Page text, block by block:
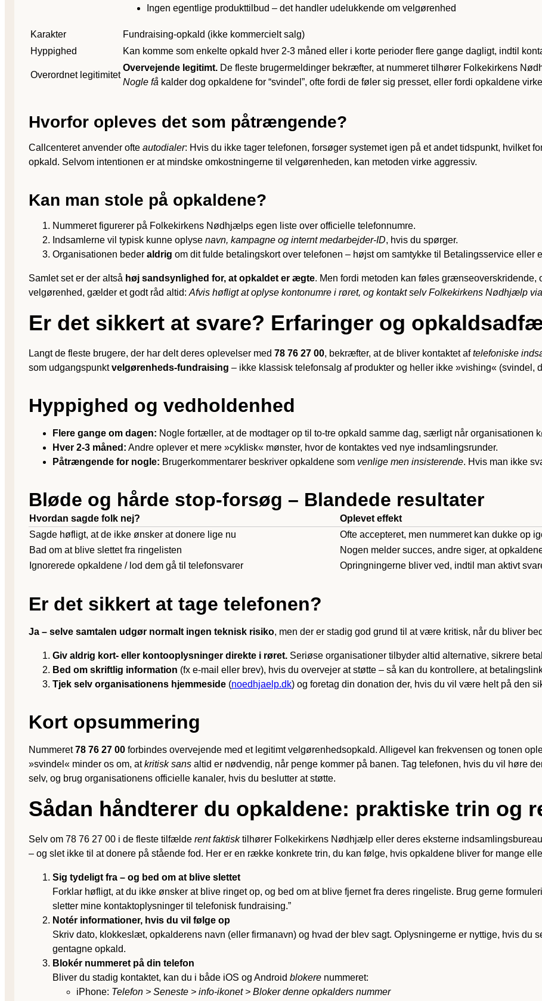
Ingen egentlige produkt­tilbud – det handler udelukkende om velgørenhed
Karakter
Fundraising-opkald (ikke kommercielt salg)
Hyppighed
Kan komme som enkelte opkald hver 2-3 måned eller i korte perioder flere gange dagligt, indtil
Overordnet legitimitet
Overvejende legitimt. De fleste brugermeldinger bekræfter, at nummeret tilhører Folkekirkens
Nogle få kalder dog opkaldene for “svindel”, ofte fordi de føler sig presset, eller fordi opkaldene
Hvorfor opleves det som påtrængende?
Callcenteret anvender ofte autodialer: Hvis du ikke tager telefonen, forsøger systemet igen på et andet tidspunkt, hvilket
opkald. Selvom intentionen er at mindske omkostningerne til velgørenheden, kan metoden virke aggressiv.
Kan man stole på opkaldene?
Nummeret figurerer på Folkekirkens Nødhjælps egen liste over officielle telefonnumre.
Indsamlerne vil typisk kunne oplyse navn, kampagne og internt medarbejder-ID, hvis du spørger.
Organisationen beder aldrig om dit fulde betalingskort over telefonen – højst om samtykke til Betalingsservice eller
Samlet set er der altså høj sandsynlighed for, at opkaldet er ægte. Men fordi metoden kan føles grænseoverskridende,
velgørenhed, gælder et godt råd altid: Afvis høfligt at oplyse kontonumre i røret, og kontakt selv Folkekirkens Nødhjælp
Er det sikkert at svare? Erfaringer og
Langt de fleste brugere, der har delt deres oplevelser med 78 76 27 00, bekræfter, at de bliver kontaktet aftelefoniske
som udgangspunktvelgørenheds-fundraising – ikke klassisk telefonsalg af produkter og heller ikke »vishing« (svindel,
Hyppighed og vedholdenhed
Flere gange om dagen: Nogle fortæller, at de modtager op til to-tre opkald samme dag, særligt når organisationen
Hver 2-3 måned: Andre oplever et mere »cyklisk« mønster, hvor de kontaktes ved nye indsamlingsrunder.
Påtrængende for nogle: Brugerkommentarer beskriver opkaldene som venlige men insisterende. Hvis man ikke
Bløde og hårde stop-forsøg – Blandede resultater
Hvordan sagde folk nej?
Oplevet effekt
Sagde høfligt, at de ikke ønsker at donere lige nu
Ofte accepteret, men nummeret kan dukke op
Bad om at blive slettet fra ringelisten
Nogen melder succes, andre siger, at
Ignorerede opkaldene / lod dem gå til telefonsvarer
Opringningerne bliver ved, indtil man aktivt
Er det sikkert at tage telefonen?
Ja – selve samtalen udgør normalt ingen teknisk risiko, men der er stadig god grund til at være kritisk, når du bliver
Giv aldrig kort- eller kontooplysninger direkte i røret. Seriøse organisationer tilbyder altid alternative, sikrere
Bed om skriftlig information (fx e-mail eller brev), hvis du overvejer at støtte – så kan du kontrollere, at
Tjek selv organisationens hjemmeside (noedhjaelp.dk) og foretag din donation der, hvis du vil være helt på den
Kort opsummering
Nummeret78 76 27 00 forbindes overvejende med et legitimt velgørenhedsopkald. Alligevel kan frekvensen og tonen
»svindel« minder os om, atkritisk sans altid er nødvendig, når penge kommer på banen. Tag telefonen, hvis du vil høre
selv, og brug organisationens officielle kanaler, hvis du beslutter at støtte.
Sådan håndterer du opkaldene: praktiske trin og
Selv om 78 76 27 00 i de fleste tilfælde rent faktisktilhører Folkekirkens Nødhjælp eller deres eksterne
– og slet ikke til at donere på stående fod. Her er en række konkrete trin, du kan følge, hvis opkaldene bliver for mange
Sig tydeligt fra – og bed om at blive slettet
Forklar høfligt, at du ikke ønsker at blive ringet op, og bed om at blive fjernet fra deres ringeliste. Brug gerne
sletter mine kontaktoplysninger til telefonisk fundraising.”
Notér informationer, hvis du vil følge op
Skriv dato, klokkeslæt, opkalderens navn (eller firmanavn) og hvad der blev sagt. Oplysningerne er nyttige, hvis du
gentagne opkald.
Blokér nummeret på din telefon
Bliver du stadig kontaktet, kan du i både iOS og Android blokere nummeret:
iPhone: Telefon > Seneste > info-ikonet > Bloker denne opkalders nummer